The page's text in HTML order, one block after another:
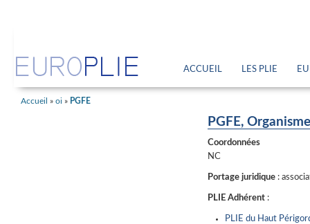
ACCUEIL LES PLIE
Accueil » oi » PGFE
PGFE,
Coordonnées
NC
Portage juridique :
PLIE Adhérent :
PLIE du Haut